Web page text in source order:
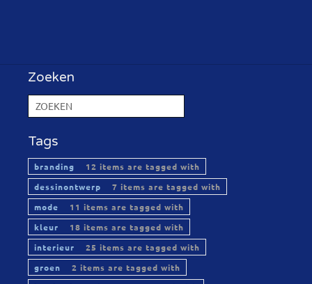
Zoeken
Tags
branding
12 items are tagged with
dessinontwerp
7 items are tagged with
mode
11 items are tagged with
kleur
18 items are tagged with
interieur
25 items are tagged with
groen
2 items are tagged with